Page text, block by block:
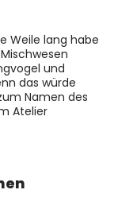
Weile lang habe
und
das würde
Namen des
Atelier